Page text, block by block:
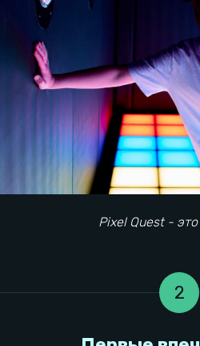
Pixel Quest -
2
Постепенная